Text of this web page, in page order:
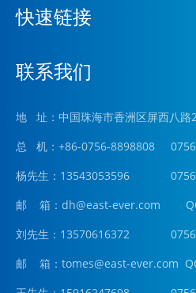
快速链接
联系我们
地 址：中国珠海市香洲区屏西八路
总 机：+86-0756-8898808
杨先生：13543053596 0756-
邮 箱： dh@east-ever.com
刘先生：13570616372 0756-
邮 箱：tomes@east-ever.com